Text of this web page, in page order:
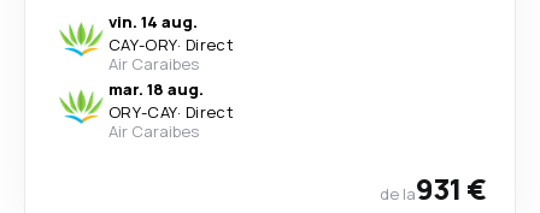
vin. 14 aug.
CAY-ORY· Direct
Air Caraibes
mar. 18 aug.
ORY-CAY· Direct
Air Caraibes
de la931 €